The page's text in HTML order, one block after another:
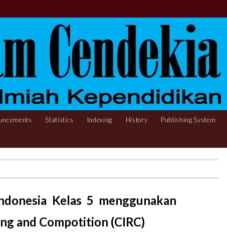
Statistics Indexing History Publishing System
Kelas 5 menggunakan
and Compotition (CIRC)